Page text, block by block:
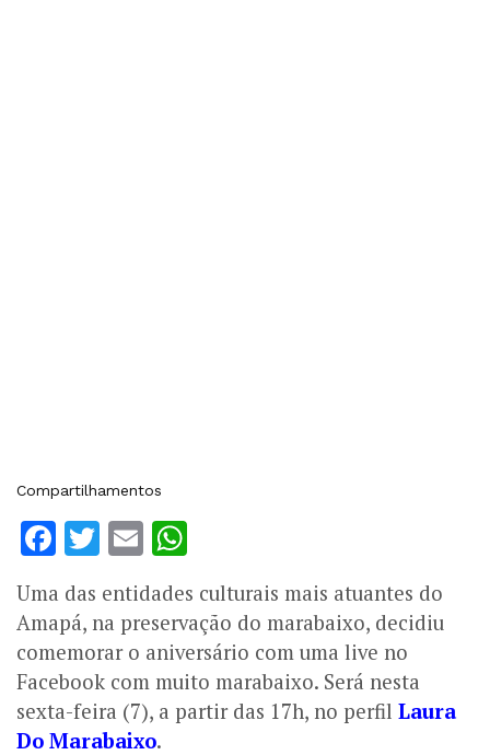
Compartilhamentos
Facebook
Twitter
Email
Uma das entidades culturais mais atuantes do
Amapá, na preservação do marabaixo, decidiu
comemorar o aniversário com uma live no
Facebook com muito marabaixo. Será nesta
sexta-feira (7), a partir das 17h, no perfil Laura
Do Marabaixo.